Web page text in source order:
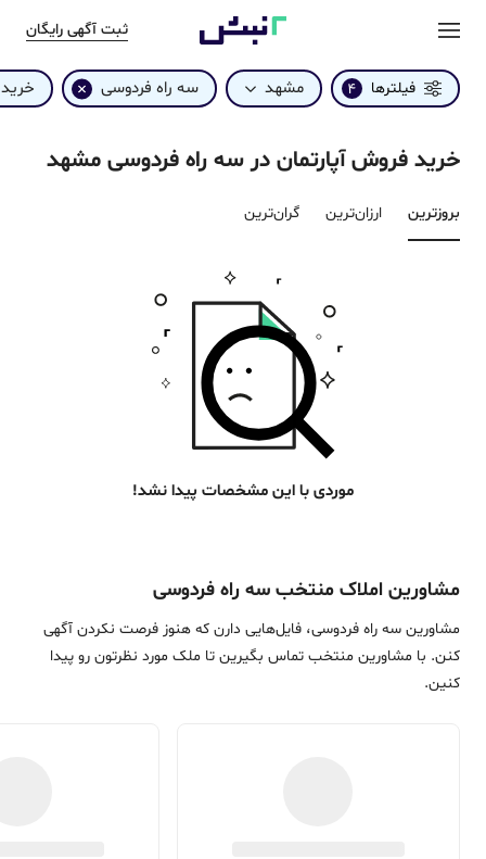
ثبت آگهی رایگان
فیلترها 4 مشهد سه راه فردوسی خرید
خرید فروش آپارتمان در سه راه فردوسی مشهد
بروزترین‌ ارزان‌ترین گران‌ترین
موردی با این مشخصات پیدا نشد!
مشاورین املاک منتخب سه راه فردوسی
مشاورین سه راه فردوسی، فایل‌هایی دارن که هنوز فرصت نکردن آگهی
کنن. با مشاورین منتخب تماس بگیرین تا ملک مورد نظرتون رو پیدا
کنین.